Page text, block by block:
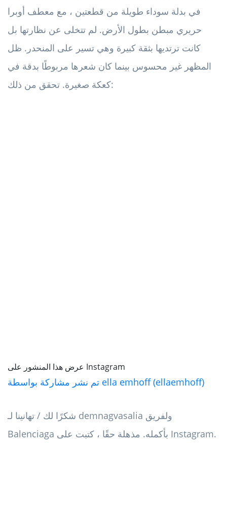
في بدلة سوداء طويلة من قطعتين ، مع معطف أوبرا
حريري مبطن بطول الأرض. لم تتخلى عن نظارتها بل
كانت ترتديها بثقة كبيرة وهي تسير على المنحدر. ظل
المظهر غير محسوس بينما كان شعرها مربوطًا بدقة في
كعكة صغيرة. تحقق من ذلك:
عرض هذا المنشور على Instagram
تم نشر مشاركة بواسطة ella emhoff (ellaemhoff)
شكرًا لك / تهانينا لـ demnagvasalia ولفريق
Balenciaga بأكمله. مذهلة حقًا ، كتبت على Instagram.